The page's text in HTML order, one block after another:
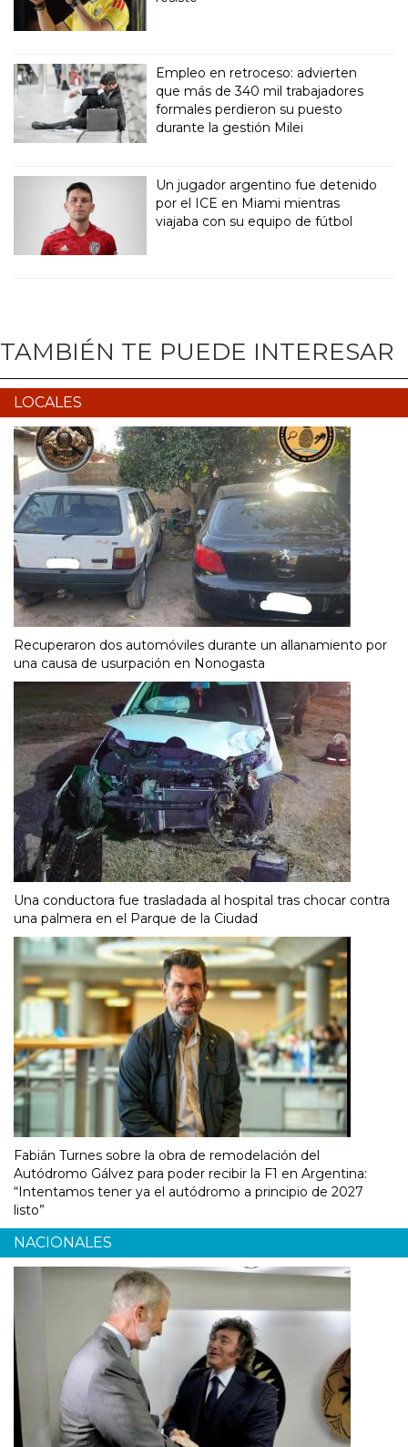
Empleo en retroceso: advierten
que más de 340 mil trabajadores
formales perdieron su puesto
durante la gestión Milei
Un jugador argentino fue detenido
por el ICE en Miami mientras
viajaba con su equipo de fútbol
TAMBIÉN TE PUEDE INTERESAR
LOCALES
Recuperaron dos automóviles durante un allanamiento por
una causa de usurpación en Nonogasta
Una conductora fue trasladada al hospital tras chocar contra
una palmera en el Parque de la Ciudad
Fabián Turnes sobre la obra de remodelación del
Autódromo Gálvez para poder recibir la F1 en Argentina:
“Intentamos tener ya el autódromo a principio de 2027
listo”
NACIONALES